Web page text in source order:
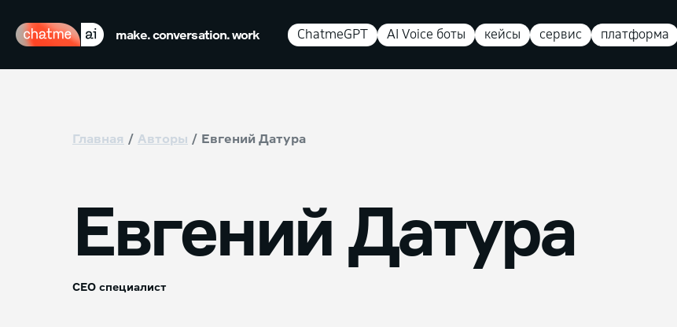
make. conversation. work ChatmeGPT AI Voice боты кейсы сервис платформа
Главная Авторы Евгений Датура
Евгений Датура
СЕО специалист